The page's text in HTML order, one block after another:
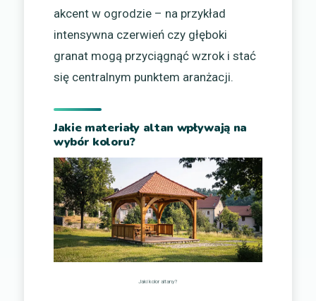
akcent w ogrodzie – na przykład
intensywna czerwień czy głęboki
granat mogą przyciągnąć wzrok i stać
się centralnym punktem aranżacji.
Jakie materiały altan wpływają na
wybór koloru?
Jaki kolor altany?